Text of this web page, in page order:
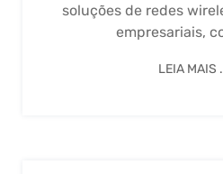
soluções de redes
empresariais,
LEIA MAIS